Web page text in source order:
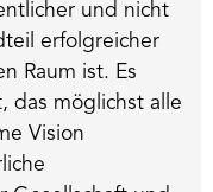
und nicht
erfolgreicher
Raum ist. Es
das möglichst alle
Vision